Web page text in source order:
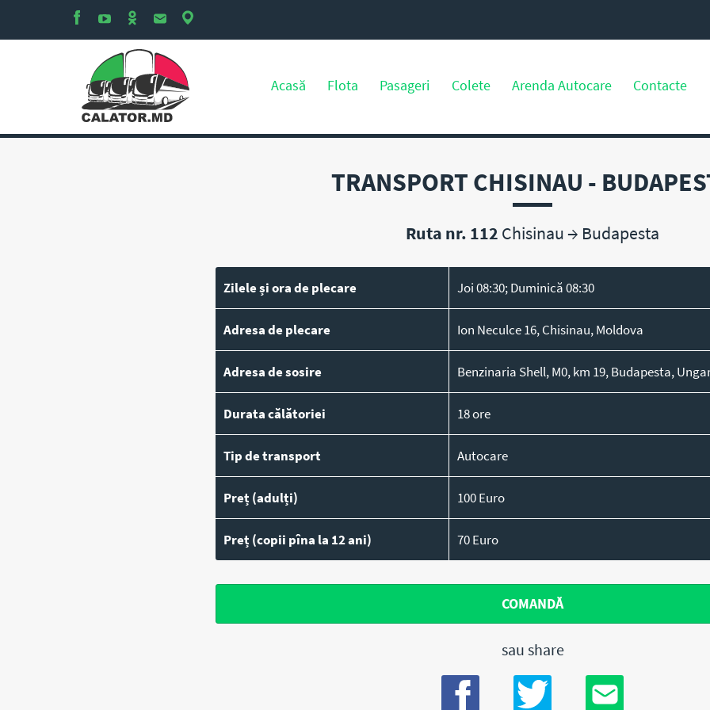
Acasă Flota Pasageri Colete Arenda Autocare Contacte
TRANSPORT CHISINAU -
Ruta nr. 112 Chisinau→ Budapesta
Zilele și ora de plecare Joi 08:30; Duminică 08:30
Adresa de plecare Ion Neculce 16, Chisinau, Moldova
Adresa de sosire Benzinaria Shell, M0, km 19, Budapesta,
Durata călătoriei 18 ore
Tip de transport Autocare
Preț (adulți) 100 Euro
Preț (copii pîna la 12 ani) 70 Euro
COMANDĂ
sau share